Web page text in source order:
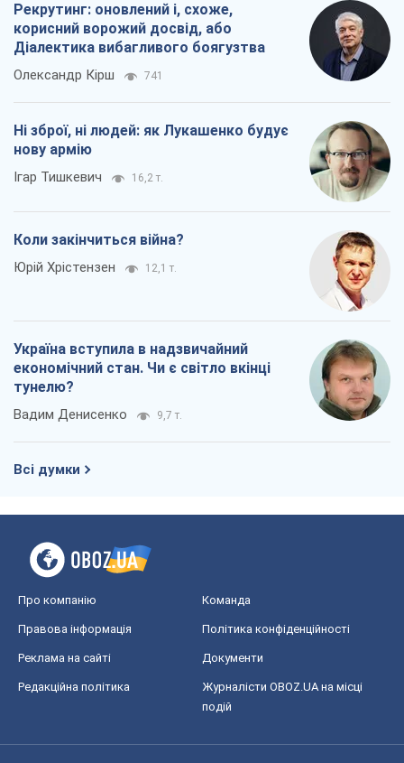
Рекрутинг: оновлений і, схоже,
корисний ворожий досвід, або
Діалектика вибагливого боягузтва
Олександр Кірш 741
Ні зброї, ні людей: як Лукашенко будує
нову армію
Ігар Тишкевич 16,2 т.
Коли закінчиться війна?
Юрій Хрістензен 12,1 т.
Україна вступила в надзвичайний
економічний стан. Чи є світло вкінці
тунелю?
Вадим Денисенко 9,7 т.
Всі думки
Про компанію Команда
Правова інформація Політика конфіденційності
Реклама на сайті Документи
Редакційна політика
Журналісти OBOZ.UA на місці
подій